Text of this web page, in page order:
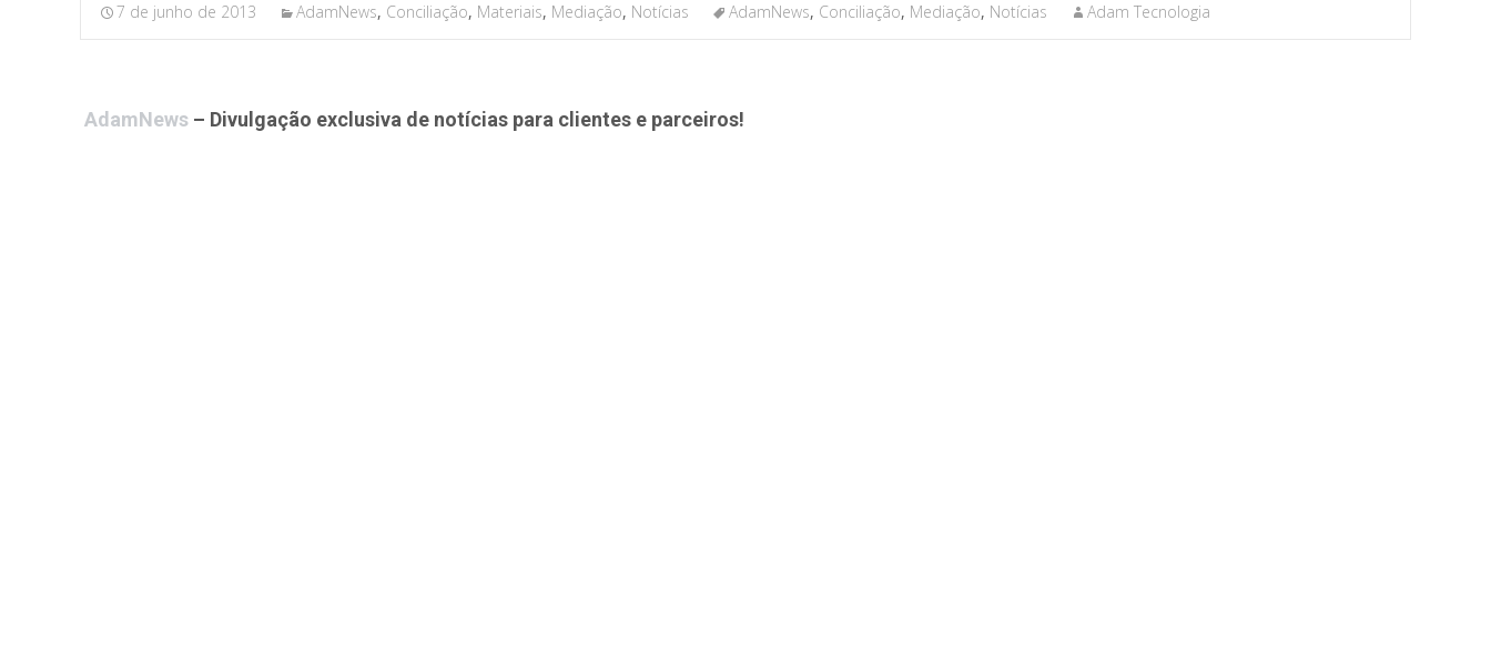
7 de junho de 2013 AdamNews, Conciliação, Materiais, Mediação, Notícias AdamNews, Conciliação, Mediação, Notícias Adam Tecnologia
AdamNews – Divulgação exclusiva de notícias para clientes e parceiros!